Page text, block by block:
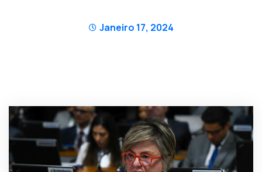
Janeiro 17, 2024